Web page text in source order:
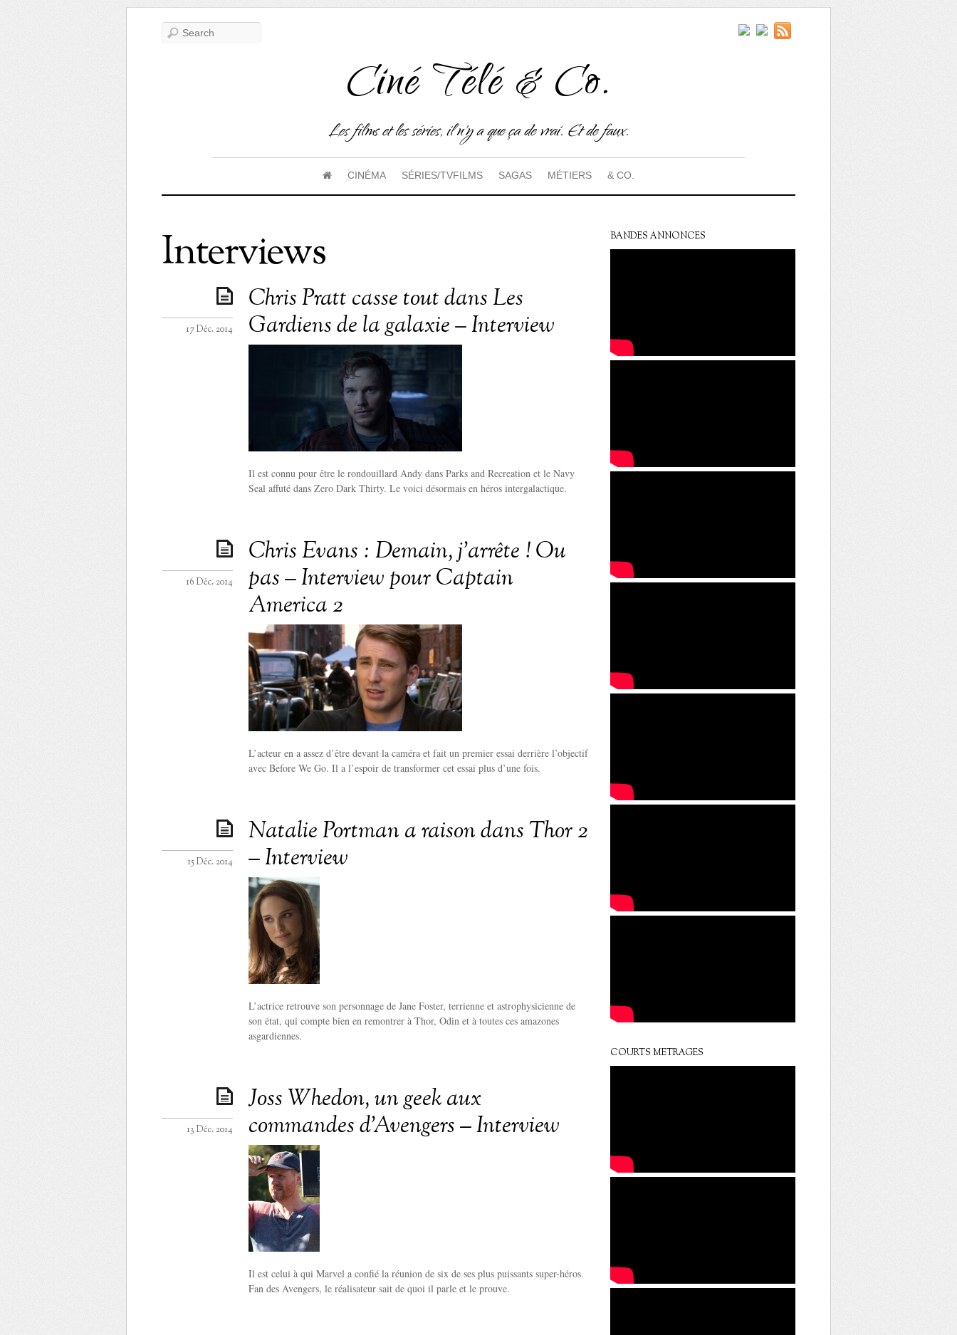
Ciné Télé & Co.
Les films et les séries, il n'y a que ça de vrai. Et de faux.
CINÉMA SÉRIES/TVFILMS SAGAS MÉTIERS & CO.
Interviews
Chris Pratt casse tout dans Les
Gardiens de la galaxie – Interview
17 Déc. 2014
Il est connu pour être le rondouillard Andy dans Parks and Recreation et le Navy
Seal affuté dans Zero Dark Thirty. Le voici désormais en héros intergalactique.
Chris Evans : Demain, j’arrête ! Ou
pas – Interview pour Captain
America 2
16 Déc. 2014
L’acteur en a assez d’être devant la caméra et fait un premier essai derrière l’objectif
avec Before We Go. Il a l’espoir de transformer cet essai plus d’une fois.
Natalie Portman a raison dans Thor 2
– Interview
15 Déc. 2014
L’actrice retrouve son personnage de Jane Foster, terrienne et astrophysicienne de
son état, qui compte bien en remontrer à Thor, Odin et à toutes ces amazones
asgardiennes.
Joss Whedon, un geek aux
commandes d’Avengers – Interview
13 Déc. 2014
Il est celui à qui Marvel a confié la réunion de six de ses plus puissants super-héros.
Fan des Avengers, le réalisateur sait de quoi il parle et le prouve.
BANDES ANNONCES
COURTS METRAGES